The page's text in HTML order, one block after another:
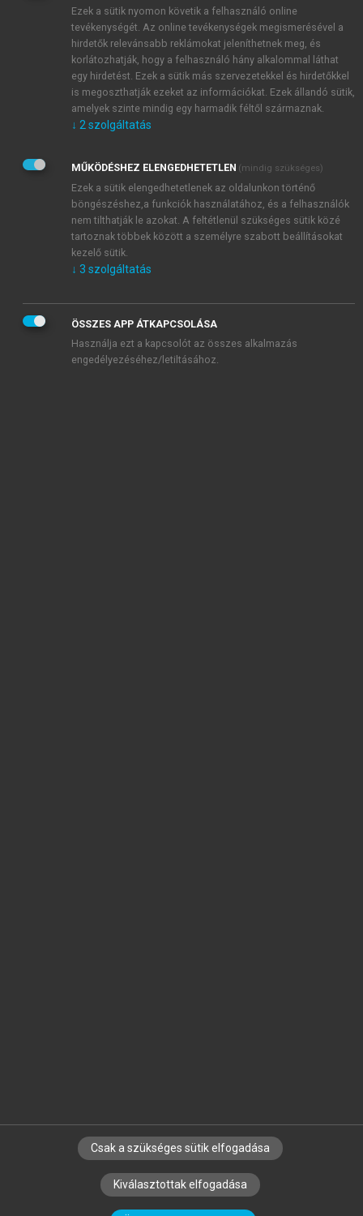
JELSZÓ ÚJRA
Kérek értesítést a MeRSZ újdonságairól, akcióiról.
Kérek értesítést az Akadémiai Kiadó Zrt. újdonságairól,
Adatkezelési tájékoztatóbanfoglaltakat tudomásul
veszem és elfogadom.
Általános vásárlási feltételeket, valamint a szotar.netés a
mersz.huoldalak licencszerződéseiben foglaltakat
tudomásul veszem és elfogadom.
KIPRÓBÁLOM
SZERZŐKNEK CÉGEKNEK KÖNYVTÁROSOKNAK
SZERKESZTÉSI ÉS LEKTORÁLÁSI ALAPELVEK
Ezek a sütik nyomon követik a felhasználó online
tevékenységét. Az online tevékenységek megismerésével a
hirdetők relevánsabb reklámokat jeleníthetnek meg, és
korlátozhatják, hogy a felhasználó hány alkalommal láthat
egy hirdetést. Ezek a sütik más szervezetekkel és hirdetőkkel
is megoszthatják ezeket az információkat. Ezek állandó sütik,
amelyek szinte mindig egy harmadik féltől származnak.
↓ 2 szolgáltatás
MŰKÖDÉSHEZ ELENGEDHETETLEN (mindig szükséges)
Ezek a sütik elengedhetetlenek az oldalunkon történő
böngészéshez,a funkciók használatához, és a felhasználók
nem tilthatják le azokat. A feltétlenül szükséges sütik közé
tartoznak többek között a személyre szabott beállításokat
kezelő sütik.
↓ 3 szolgáltatás
ÖSSZES APP ÁTKAPCSOLÁSA
Használja ezt a kapcsolót az összes alkalmazás
engedélyezéséhez/letiltásához.
Csak a szükséges sütik elfogadása
Kiválasztottak elfogadása